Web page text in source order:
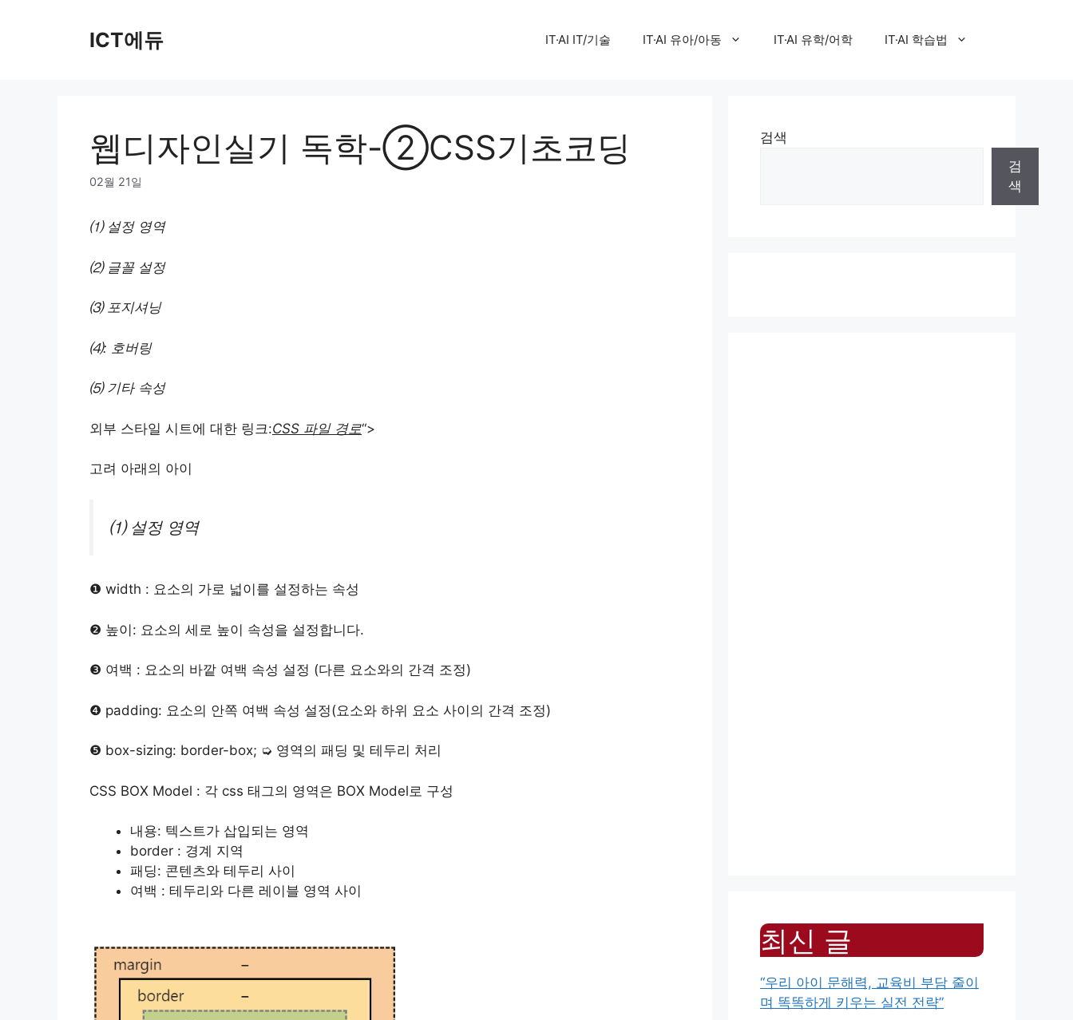
ICT에듀 IT·AI IT/기술 IT·AI 유아/아동 IT·AI 유학/어학 IT·AI 학습법
웹디자인실기 독학-②CSS기초코딩
02월 21일
⑴ 설정 영역
⑵ 글꼴 설정
⑶ 포지셔닝
⑷: 호버링
⑸ 기타 속성
외부 스타일 시트에 대한 링크:CSS 파일 경로“>
고려 아래의 아이
⑴ 설정 영역
❶ width : 요소의 가로 넓이를 설정하는 속성
❷ 높이: 요소의 세로 높이 속성을 설정합니다.
❸ 여백 : 요소의 바깥 여백 속성 설정 (다른 요소와의 간격 조정)
❹ padding: 요소의 안쪽 여백 속성 설정(요소와 하위 요소 사이의 간격 조정)
❺ box-sizing: border-box; ➭ 영역의 패딩 및 테두리 처리
CSS BOX Model : 각 css 태그의 영역은 BOX Model로 구성
내용: 텍스트가 삽입되는 영역
border : 경계 지역
패딩: 콘텐츠와 테두리 사이
여백 : 테두리와 다른 레이블 영역 사이
검색
검
색
최신 글
“우리 아이 문해력, 교육비 부담 줄이
며 똑똑하게 키우는 실전 전략”